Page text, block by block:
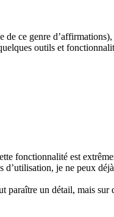
ce genre
outils et
fonctionnalité est
je ne peux déjà
un détail, mais